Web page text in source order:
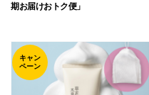
期お届けおトク便」
キャン
ペーン